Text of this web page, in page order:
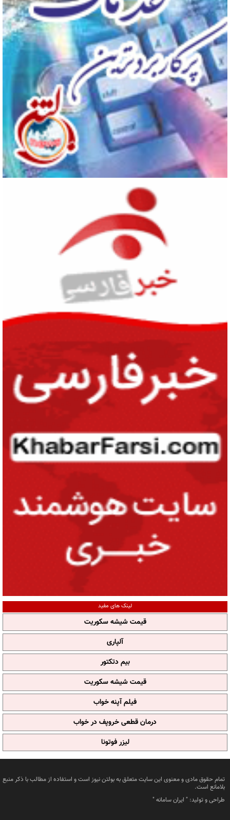
لینک های مفید
قیمت شیشه سکوریت
آلپاری
بیم دتکتور
قیمت شیشه سکوریت
فیلم آپنه خواب
درمان قطعی خروپف در خواب
لیزر فوتونا
تمام حقوق مادی و معنوی این سایت متعلق به بولتن نیوز است و استفاده از مطالب با ذکر منبع
بلامانع است.
طراحی و تولید: " ایران سامانه"